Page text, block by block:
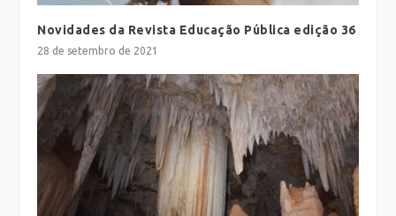
Novidades da Revista Educação Pública edição 36
28 de setembro de 2021